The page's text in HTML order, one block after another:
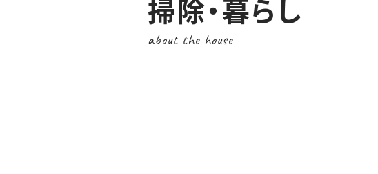
掃除・暮らし
about the house